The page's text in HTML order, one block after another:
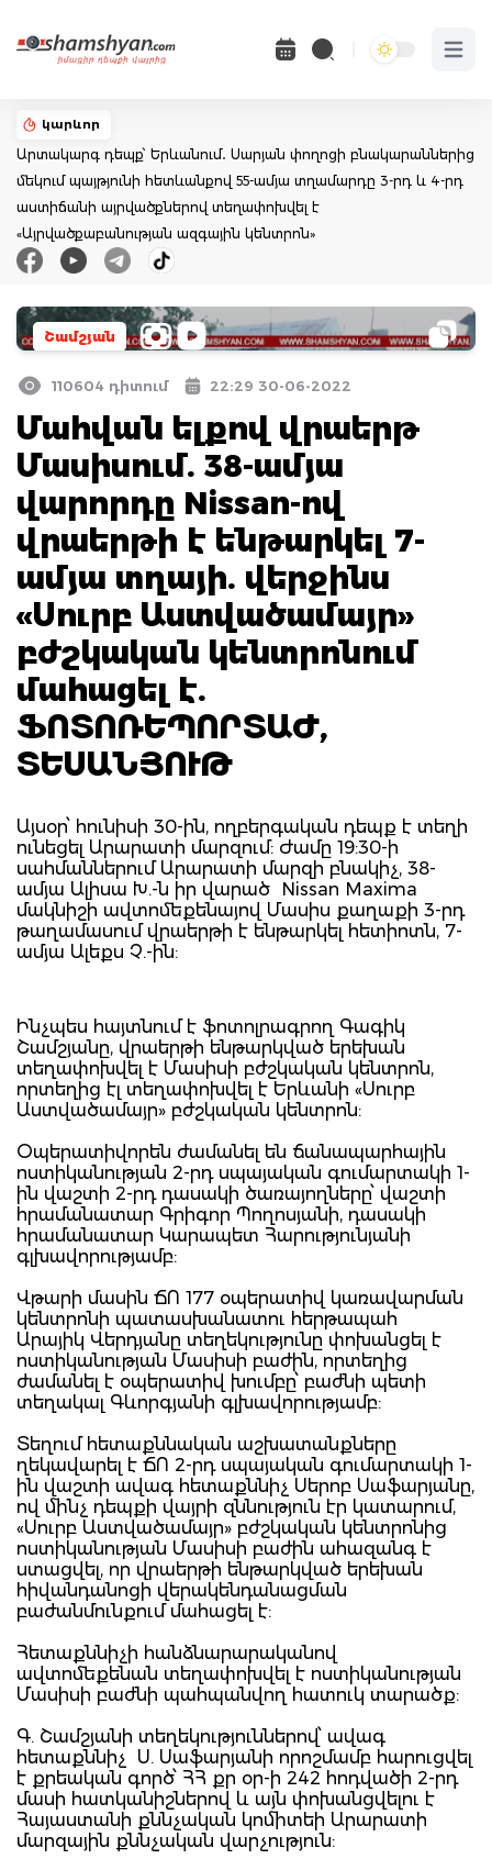
Open
կարևոր
Արտակարգ դեպք՝ Երևանում․ Սարյան փողոցի բնակարաններից
մեկում պայթյունի հետևանքով 55-ամյա տղամարդը 3-րդ և 4-րդ
աստիճանի այրվածքներով տեղափոխվել է
«Այրվածքաբանության ազգային կենտրոն»
Շամշյան
110604 դիտում 22:29 30-06-2022
Մահվան ելքով վրաերթ
Մասիսում. 38-ամյա
վարորդը Nissan-ով
վրաերթի է ենթարկել 7-
ամյա տղայի. վերջինս
«Սուրբ Աստվածամայր»
բժշկական կենտրոնում
մահացել է.
ՖՈՏՈՌԵՊՈՐՏԱԺ,
ՏԵՍԱՆՅՈՒԹ
Այսօր՝ հունիսի 30-ին, ողբերգական դեպք է տեղի
ունեցել Արարատի մարզում: Ժամը 19:30-ի
սահմաններում Արարատի մարզի բնակիչ, 38-
ամյա Ալիսա Խ.-ն իր վարած Nissan Maxima
մակնիշի ավտոմեքենայով Մասիս քաղաքի 3-րդ
թաղամասում վրաերթի է ենթարկել հետիոտն, 7-
ամյա Ալեքս Չ.-ին:
Ինչպես հայտնում է ֆոտոլրագրող Գագիկ
Շամշյանը, վրաերթի ենթարկված երեխան
տեղափոխվել է Մասիսի բժշկական կենտրոն,
որտեղից էլ տեղափոխվել է Երևանի «Սուրբ
Աստվածամայր» բժշկական կենտրոն:
Օպերատիվորեն ժամանել են ճանապարհային
ոստիկանության 2-րդ սպայական գումարտակի 1-
ին վաշտի 2-րդ դասակի ծառայողները՝ վաշտի
հրամանատար Գրիգոր Պողոսյանի, դասակի
հրամանատար Կարապետ Հարությունյանի
գլխավորությամբ:
Վթարի մասին ՃՈ 177 օպերատիվ կառավարման
կենտրոնի պատասխանատու հերթապահ
Արայիկ Վերդյանը տեղեկությունը փոխանցել է
ոստիկանության Մասիսի բաժին, որտեղից
ժամանել է օպերատիվ խումբը՝ բաժնի պետի
տեղակալ Գևորգյանի գլխավորությամբ:
Տեղում հետաքննական աշխատանքները
ղեկավարել է ՃՈ 2-րդ սպայական գումարտակի 1-
ին վաշտի ավագ հետաքննիչ Սերոբ Սաֆարյանը,
ով մինչ դեպքի վայրի զննություն էր կատարում,
«Սուրբ Աստվածամայր» բժշկական կենտրոնից
ոստիկանության Մասիսի բաժին ահազանգ է
ստացվել, որ վրաերթի ենթարկված երեխան
հիվանդանոցի վերակենդանացման
բաժանմունքում մահացել է:
Հետաքննիչի հանձնարարականով
ավտոմեքենան տեղափոխվել է ոստիկանության
Մասիսի բաժնի պահպանվող հատուկ տարածք:
Գ. Շամշյանի տեղեկություններով՝ ավագ
հետաքննիչ Ս. Սաֆարյանի որոշմամբ հարուցվել
է քրեական գործ՝ ՀՀ քր օր-ի 242 հոդվածի 2-րդ
մասի հատկանիշներով և այն փոխանցվելու է
Հայաստանի քննչական կոմիտեի Արարատի
մարզային քննչական վարչություն: